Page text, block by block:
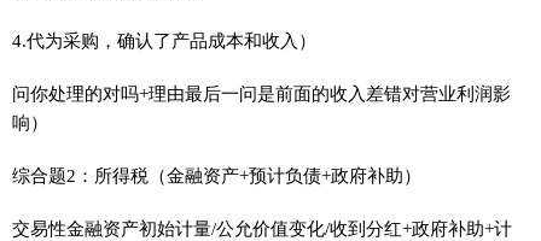
4.代为采购，确认了产品成本和收入）
问你处理的对吗+理由最后一问是前面的收入差错对营业利润影
响）
综合题2：所得税（金融资产+预计负债+政府补助）
交易性金融资产初始计量/公允价值变化/收到分红+政府补助+计